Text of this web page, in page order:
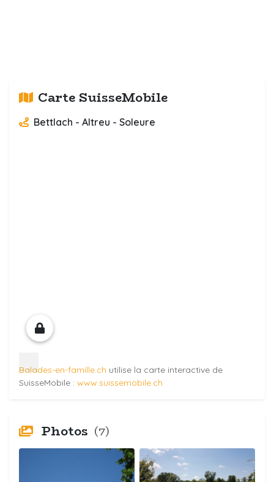
Carte SuisseMobile
Bettlach - Altreu - Soleure
Balades-en-famille.ch utilise la carte interactive de
SuisseMobile : www.suissemobile.ch
Photos (7)